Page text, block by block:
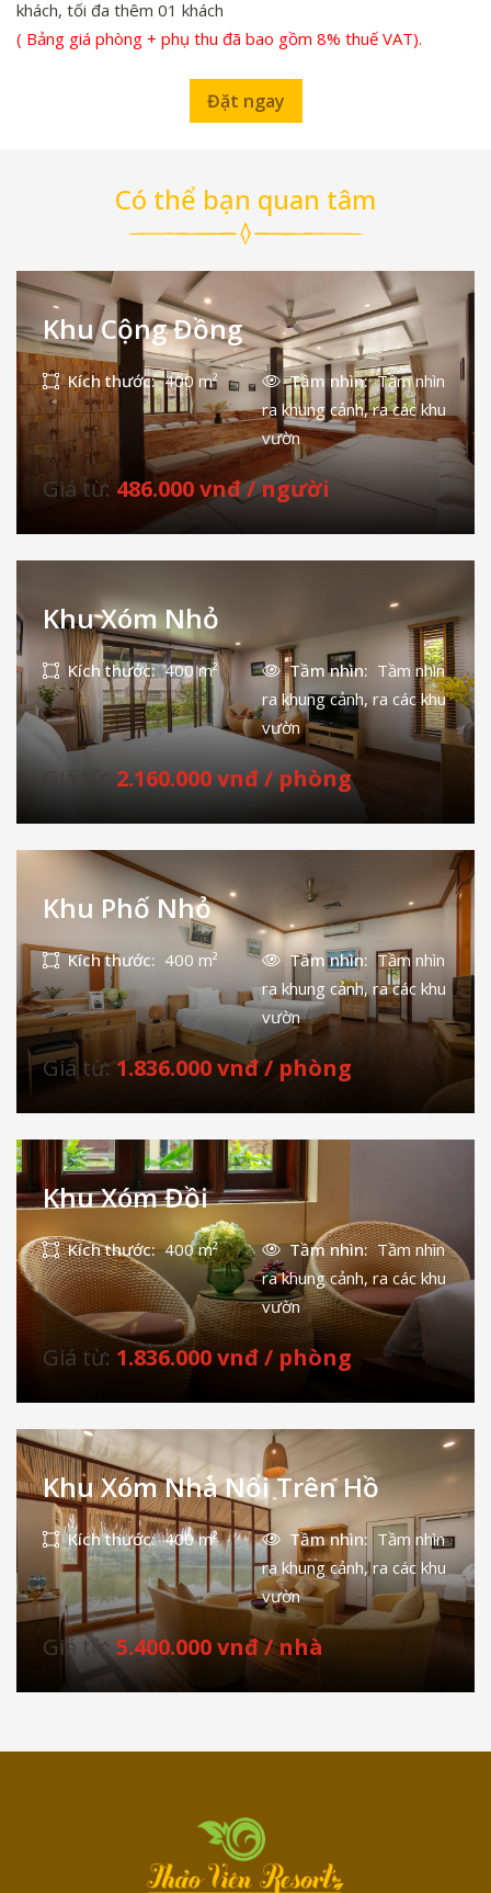
khách, tối đa thêm 01 khách
( Bảng giá phòng + phụ thu đã bao gồm 8% thuế VAT).
Đặt ngay
Có thể bạn quan tâm
Khu Cộng Đồng
Kích thước: 400 m² Tầm nhìn: Tầm nhìn
ra khung cảnh, ra các khu
vườn
Giá từ: 486.000 vnđ / người
Khu Xóm Nhỏ
Kích thước: 400 m² Tầm nhìn: Tầm nhìn
ra khung cảnh, ra các khu
vườn
Giá từ: 2.160.000 vnđ / phòng
Khu Phố Nhỏ
Kích thước: 400 m² Tầm nhìn: Tầm nhìn
ra khung cảnh, ra các khu
vườn
Giá từ:1.836.000 vnđ / phòng
Khu Xóm Đồi
Kích thước: 400 m² Tầm nhìn: Tầm nhìn
ra khung cảnh, ra các khu
vườn
Giá từ: 1.836.000 vnđ / phòng
Khu Xóm Nhà Nổi Trên Hồ
Kích thước: 400 m² Tầm nhìn: Tầm nhìn
ra khung cảnh, ra các khu
vườn
Giá từ:5.400.000 vnđ / nhà